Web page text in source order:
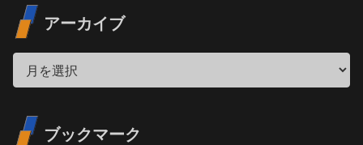
アーカイブ
ブックマーク